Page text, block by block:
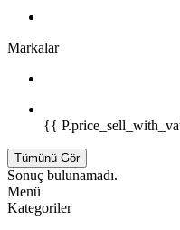
Markalar
{{
Tümünü Gör
Sonuç bulunamadı.
Menü
Kategoriler